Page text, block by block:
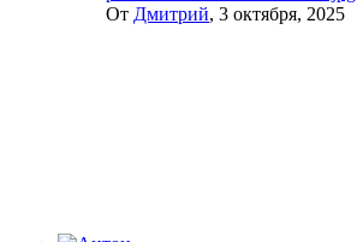
От Дмитрий, 3 октября, 2025